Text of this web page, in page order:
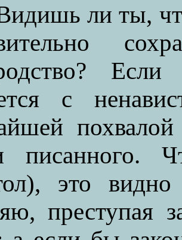
ли ты,
с
похвалой
писанного.
это
преступая